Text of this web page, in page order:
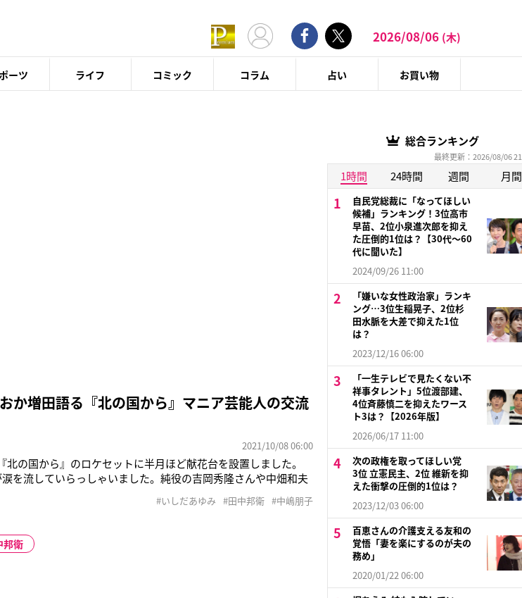
2026/08/06 (木)
ーツ ライフ コミック コラム 占い お買い物
か増田語る『北の国から』マニア芸能人の交流
2021/10/08 06:00
北の国から』のロケセットに半月ほど献花台を設置しました。
を流していらっしゃいました。純役の吉岡秀隆さんや中畑和夫
、人間の機微を描き出した『北の国から』（フジテレビ系）が
#いしだあゆみ #田中邦衛 #中嶋朋子
邦衛
総合ランキング
最終更新：2026/08/06
1時間 24時間 週間 月間
自民党総裁に「なってほしい
候補」ランキング！3位高市
早苗、2位小泉進次郎を抑え
た圧倒的1位は？【30代〜60
代に聞いた】
2024/09/26 11:00
「嫌いな女性政治家」ランキ
ング…3位生稲晃子、2位杉
田水脈を大差で抑えた1位
は？
2023/12/16 06:00
「一生テレビで見たくない不
祥事タレント」5位渡部建、
4位斉藤慎二を抑えたワース
ト3は？【2026年版】
2026/06/17 11:00
次の政権を取ってほしい党
3位 立憲民主、2位 維新を抑
えた衝撃の圧倒的1位は？
2023/12/03 06:00
百恵さんの介護支える友和の
覚悟「妻を楽にするのが夫の
務め」
2020/01/22 06:00